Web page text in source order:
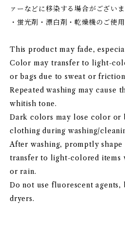
ァーなどに移染する場合がございま
・蛍光剤・漂白剤・乾燥機のご使
This product may fade,
Color may transfer to light-
or bags due to sweat or
Repeated washing may cause
whitish tone.
Dark colors may lose color or
clothing during washing/
After washing, promptly
transfer to light-colored items
or rain.
Do not use fluorescent
dryers.